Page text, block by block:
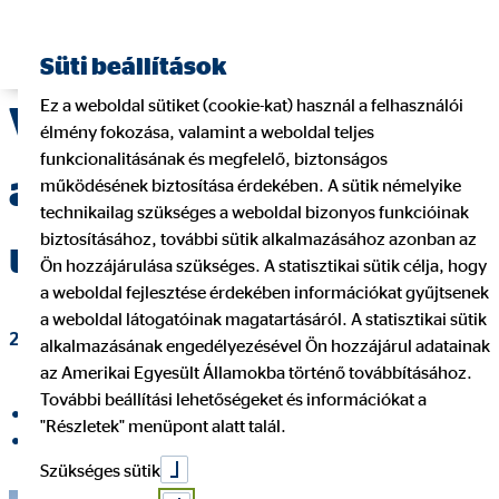
Vékony jégen táncol,
aki biztosítás nélkül
utazik
2020. január 31.|OVB Vermögensberatung Kft.
Megosztás a Facebookon
Megosztás a LinkedIn
Süti beállítások
Ez a weboldal sütiket (cookie-kat) használ a felhasználói
élmény fokozása, valamint a weboldal teljes
funkcionalitásának és megfelelő, biztonságos
működésének biztosítása érdekében. A sütik némelyike
technikailag szükséges a weboldal bizonyos funkcióinak
biztosításához, további sütik alkalmazásához azonban az
Ön hozzájárulása szükséges. A statisztikai sütik célja, hogy
a weboldal fejlesztése érdekében információkat gyűjtsenek
a weboldal látogatóinak magatartásáról. A statisztikai sütik
alkalmazásának engedélyezésével Ön hozzájárul adatainak
az Amerikai Egyesült Államokba történő továbbításához.
További beállítási lehetőségeket és információkat a
"Részletek" menüpont alatt talál.
Szükséges sütik